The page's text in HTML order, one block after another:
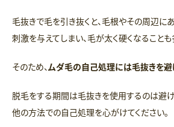
毛抜きで毛を引き抜くと、毛根やその周辺
刺激を与えてしまい、毛が太く硬くなることも
そのため、 ムダ毛の自己処理には毛抜きを避
脱毛をする期間は毛抜きを使用するのは避
他の方法での自己処理を心がけてください。